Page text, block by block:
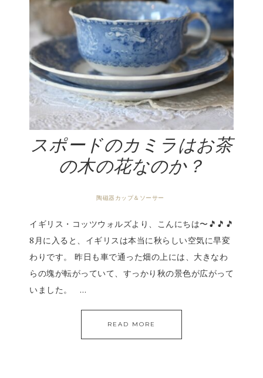
スポードのカミラはお茶
の木の花なのか？
陶磁器カップ＆ソーサー
イギリス・コッツウォルズより、こんにちは〜🎵🎵🎵
8月に入ると、イギリスは本当に秋らしい空気に早変
わりです。 昨日も車で通った畑の上には、大きなわ
らの塊が転がっていて、すっかり秋の景色が広がって
いました。 …
READ MORE